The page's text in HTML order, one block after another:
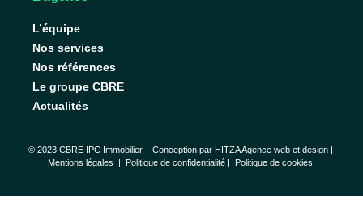
L’équipe
Nos services
Nos références
Le groupe CBRE
Actualités
© 2023 CBRE IPC Immobilier – Conception par HITZA Agence web et design|
Mentions légales | Politique de confidentialité | Politique de cookies